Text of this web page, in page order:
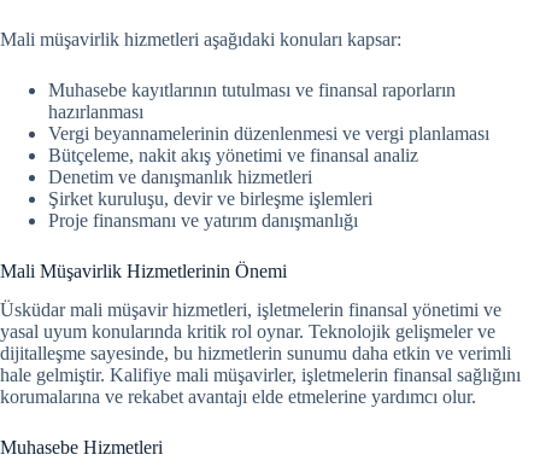
Mali müşavirlik hizmetleri aşağıdaki konuları kapsar:
Muhasebe kayıtlarının tutulması ve finansal raporların
hazırlanması
Vergi beyannamelerinin düzenlenmesi ve vergi planlaması
Bütçeleme, nakit akış yönetimi ve finansal analiz
Denetim ve danışmanlık hizmetleri
Şirket kuruluşu, devir ve birleşme işlemleri
Proje finansmanı ve yatırım danışmanlığı
Mali Müşavirlik Hizmetlerinin Önemi
Üsküdar mali müşavir hizmetleri, işletmelerin finansal yönetimi ve
yasal uyum konularında kritik rol oynar. Teknolojik gelişmeler ve
dijitalleşme sayesinde, bu hizmetlerin sunumu daha etkin ve verimli
hale gelmiştir. Kalifiye mali müşavirler, işletmelerin finansal sağlığını
korumalarına ve rekabet avantajı elde etmelerine yardımcı olur.
Muhasebe Hizmetleri